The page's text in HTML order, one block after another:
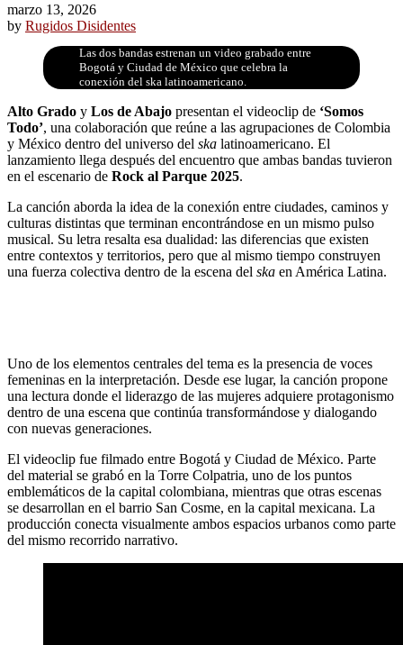
marzo 13, 2026
by Rugidos Disidentes
Las dos bandas estrenan un video grabado entre
Bogotá y Ciudad de México que celebra la
conexión del ska latinoamericano.
Alto Grado y Los de Abajo presentan el videoclip de ‘Somos
Todo’, una colaboración que reúne a las agrupaciones de Colombia
y México dentro del universo del ska latinoamericano. El
lanzamiento llega después del encuentro que ambas bandas tuvieron
en el escenario de Rock al Parque 2025.
La canción aborda la idea de la conexión entre ciudades, caminos y
culturas distintas que terminan encontrándose en un mismo pulso
musical. Su letra resalta esa dualidad: las diferencias que existen
entre contextos y territorios, pero que al mismo tiempo construyen
una fuerza colectiva dentro de la escena del ska en América Latina.
Uno de los elementos centrales del tema es la presencia de voces
femeninas en la interpretación. Desde ese lugar, la canción propone
una lectura donde el liderazgo de las mujeres adquiere protagonismo
dentro de una escena que continúa transformándose y dialogando
con nuevas generaciones.
El videoclip fue filmado entre Bogotá y Ciudad de México. Parte
del material se grabó en la Torre Colpatria, uno de los puntos
emblemáticos de la capital colombiana, mientras que otras escenas
se desarrollan en el barrio San Cosme, en la capital mexicana. La
producción conecta visualmente ambos espacios urbanos como parte
del mismo recorrido narrativo.